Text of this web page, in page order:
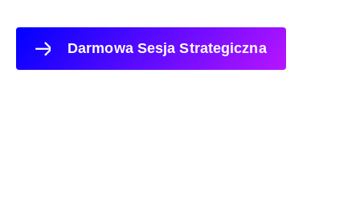
Darmowa Sesja Strategiczna